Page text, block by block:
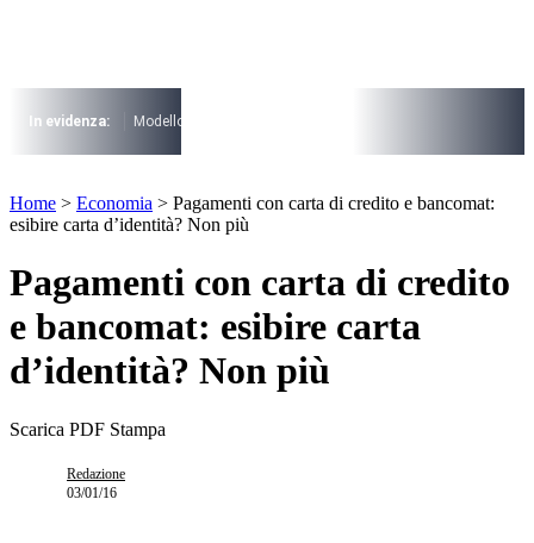
I più cercati
Lorem ipsum dolor sit amet consectetur
Lorem ipsum dolor sit amet consectetur
In evidenza: Modello 730
Lorem ipsum dolor sit amet consectetur
Home > Economia > Pagamenti con carta di credito e bancomat:
esibire carta d’identità? Non più
Pagamenti con carta di credito
e bancomat: esibire carta
d’identità? Non più
Scarica PDF Stampa
Redazione
03/01/16